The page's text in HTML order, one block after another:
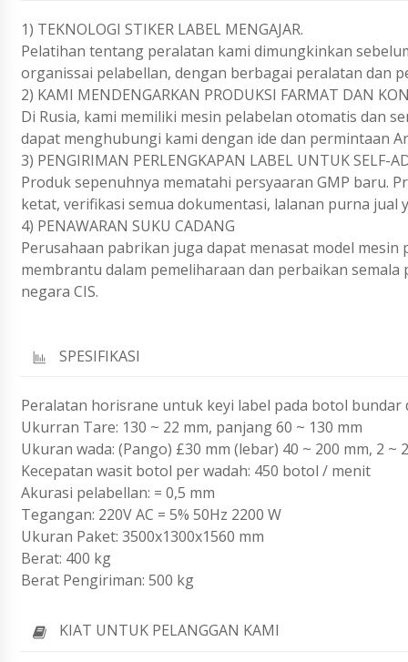
1) TEKNOLOGI STIKER LABEL MENGAJAR.
Pelatihan tentang peralatan kami dimungkinkan
organissai pelabellan, dengan berbagai peralatan dan
2) KAMI MENDENGARKAN PRODUKSI FARMAT DAN
Di Rusia, kami memiliki mesin pelabelan otomatis dan
dapat menghubungi kami dengan ide dan permintaan
3) PENGIRIMAN PERLENGKAPAN LABEL UNTUK SELF-
Produk sepenuhnya mematahi persyaaran GMP baru.
ketat, verifikasi semua dokumentasi, lalanan purna jual
4) PENAWARAN SUKU CADANG
Perusahaan pabrikan juga dapat menasat model
membrantu dalam pemeliharaan dan perbaikan
negara CIS.
SPESIFIKASI
Peralatan horisrane untuk keyi label pada botol bundar
Ukurran Tare: 130 ~ 22 mm, panjang 60 ~ 130 mm
Ukuran wada: (Pango) £30 mm (lebar) 40 ~ 200 mm, 2 ~
Kecepatan wasit botol per wadah: 450 botol / menit
Akurasi pelabellan: = 0,5 mm
Tegangan: 220V AC = 5% 50Hz 2200 W
Ukuran Paket: 3500x1300x1560 mm
Berat: 400 kg
Berat Pengiriman: 500 kg
KIAT UNTUK PELANGGAN KAMI